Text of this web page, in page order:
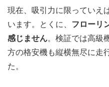
現在、吸引力に限っていえ
います。とくに、 フローリ
感じません。検証では高級
方の格安機も縦横無尽に走
た。